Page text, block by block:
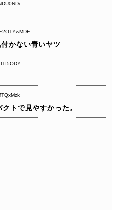
かない青いヤツ
トで見やすかった。